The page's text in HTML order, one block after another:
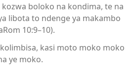
boloko na kondima, te na
libota to ndenge ya makambo
10:9–10).
kasi moto moko moko
ye moko.